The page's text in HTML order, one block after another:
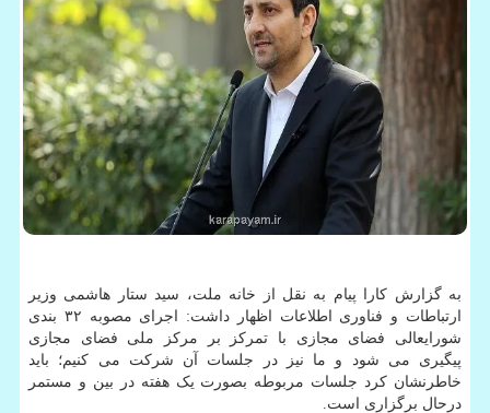
به گزارش کارا پیام به نقل از خانه ملت، سید ستار هاشمی وزیر
ارتباطات و فناوری اطلاعات اظهار داشت: اجرای مصوبه ۳۲ بندی
شورایعالی فضای مجازی با تمرکز بر مرکز ملی فضای مجازی
پیگیری می شود و ما نیز در جلسات آن شرکت می کنیم؛ باید
خاطرنشان کرد جلسات مربوطه بصورت یک هفته در بین و مستمر
درحال برگزاری است.